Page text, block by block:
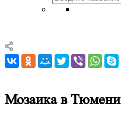
Мозаика в Тюмени